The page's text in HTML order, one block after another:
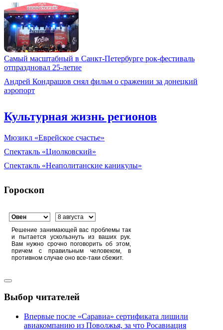
Самый масштабный в Санкт-Петербурге рок-фестиваль
отпраздновал 25-летие
Андрей Кондрашов снял фильм о сражении за донецкий
аэропорт
Культурная жизнь регионов
Мюзикл «Еврейское счастье»
Спектакль «Циолковский»
Спектакль «Неаполитанские каникулы»
Гороскоп
Решение занимающей вас проблемы так
и пытается ускользнуть из ваших рук.
Вам нужно срочно поговорить об этом,
причем с правильным человеком, в
противном случае оно все-таки сбежит.
Выбор читателей
Впервые после «Саравиа» сертификата лишили
авиакомпанию из Поволжья, за что Росавиация